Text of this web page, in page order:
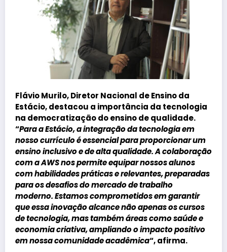
Flávio Murilo, Diretor Nacional de Ensino da
Estácio, destacou a importância da tecnologia
na democratização do ensino de qualidade.
“Para a Estácio, a integração da tecnologia em
nosso currículo é essencial para proporcionar um
ensino inclusivo e de alta qualidade. A colaboração
com a AWS nos permite equipar nossos alunos
com habilidades práticas e relevantes, preparadas
para os desafios do mercado de trabalho
moderno. Estamos comprometidos em garantir
que essa inovação alcance não apenas os cursos
de tecnologia, mas também áreas como saúde e
economia criativa, ampliando o impacto positivo
em nossa comunidade acadêmica“, afirma.